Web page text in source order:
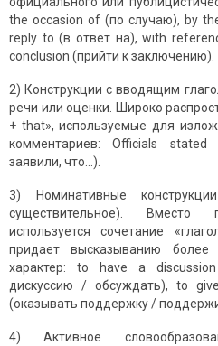
the occasion of (по случаю), by
reply to (в ответ на), with
conclusion (прийти к заключению).
2) Конструкции с вводящим
речи или оценки. Широко
+ that», используемые для
комментариев: Officials
заявили, что...).
3) Номинативные
существительное). Вместо
используется сочетание
придает высказыванию
характер: to have a
дискуссию / обсуждать), to
(оказывать поддержку /
4) Активное